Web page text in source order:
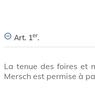
Art. 1er.
La tenue des foires et
Mersch est permise à